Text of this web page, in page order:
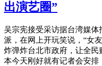
出演艺圈”
吴宗宪接受采访据台湾媒
派，在网上开玩笑说，“女
炸弹炸台北市政府，让全民
本今天刚好就有记者会安排